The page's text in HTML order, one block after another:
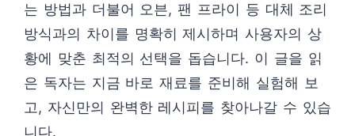
는 방법과 더불어 오븐, 팬 프라이 등 대체 조리
방식과의 차이를 명확히 제시하며 사용자의 상
황에 맞춘 최적의 선택을 돕습니다. 이 글을 읽
은 독자는 지금 바로 재료를 준비해 실험해 보
고, 자신만의 완벽한 레시피를 찾아나갈 수 있습
니다.